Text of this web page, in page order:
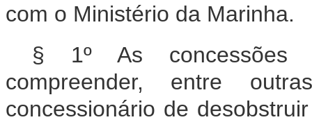
com o Ministério da Marinha.
§ 1º As concessões
compreender, entre
concessionário de